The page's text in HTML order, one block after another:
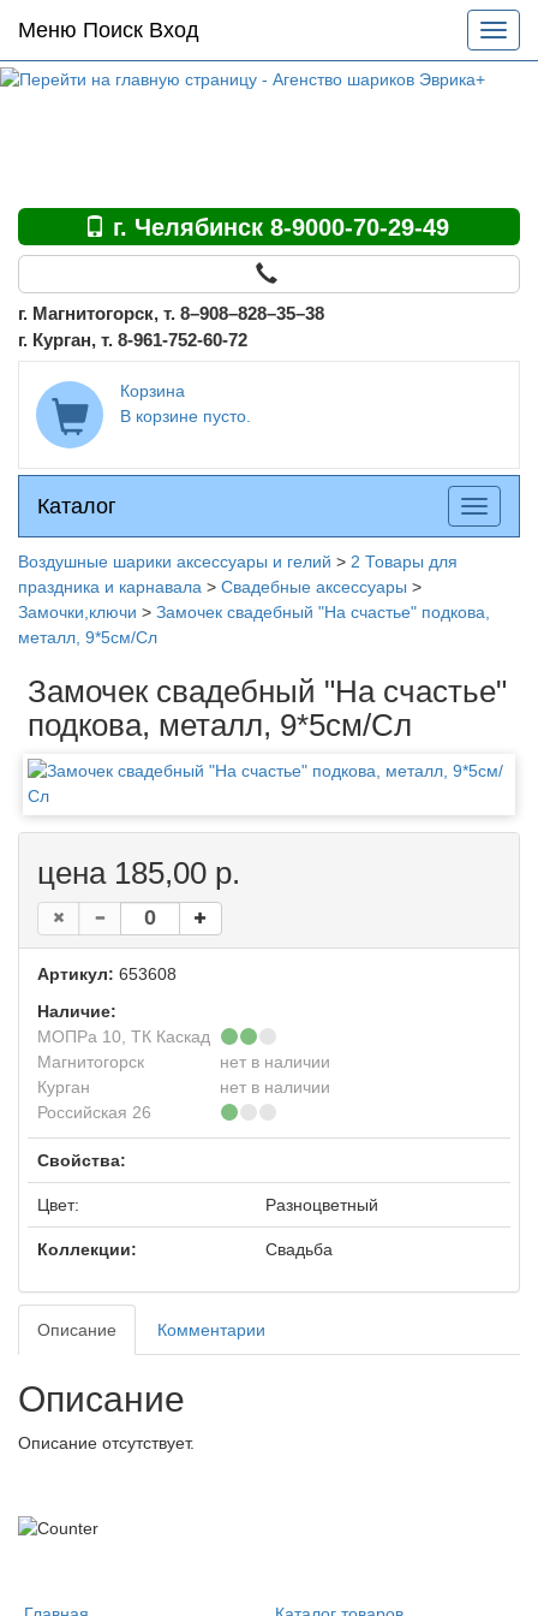
Основное
меню
по
Меню Поиск Вход
меню
г. Челябинск 8-9000-70-29-49
г. Магнитогорск, т. 8–908–828–35–38
г. Курган, т. 8-961-752-60-72
Корзина
В корзине пусто.
Каталог
Каталог
меню
Воздушные шарики аксессуары и гелий > 2 Товары для
праздника и карнавала > Свадебные аксессуары >
Замочки,ключи > Замочек свадебный "На счастье" подкова,
металл, 9*5см/Сл
Замочек свадебный "На счастье"
подкова, металл, 9*5см/Сл
цена 185,00 р.
Артикул: 653608
Наличие:
МОПРа 10, ТК Каскад
Магнитогорск
нет в наличии
Курган
нет в наличии
Российская 26
Свойства:
Цвет: Разноцветный
Коллекции: Свадьба
Описание Комментарии
Описание
Описание отсутствует.